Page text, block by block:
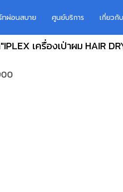
ทผ่อนสบาย ศูนย์บริการ เกี่ยวกั
เครื่องเป่าผม HAIR